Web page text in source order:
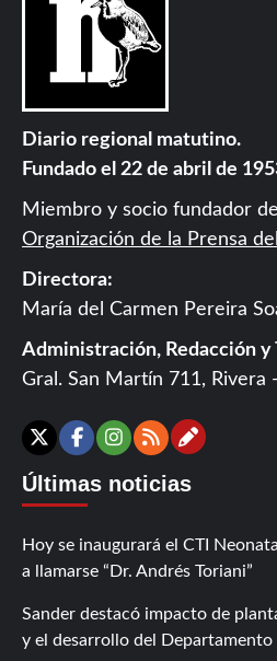
Diario regional matutino.
Fundado el 22 de abril de
Miembro y socio fundador
Organización de la Prensa
Directora:
María del Carmen Pereira
Administración, Redacción y
Gral. San Martín 711, Rivera
X Facebook
Instagram
RSS
Últimas noticias
Hoy se inaugurará el CTI
a llamarse “Dr. Andrés Toriani”
Sander destacó impacto de
y el desarrollo del Departamento